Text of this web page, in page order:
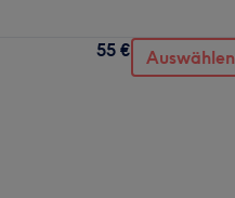
55 € Auswählen